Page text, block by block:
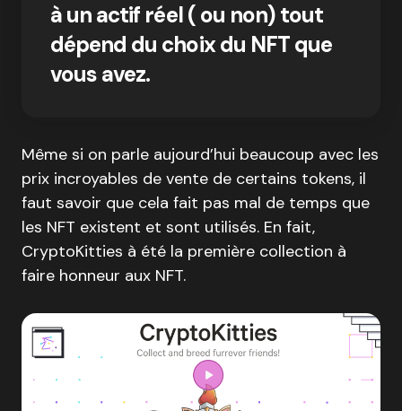
à un actif réel ( ou non) tout
dépend du choix du NFT que
vous avez.
Même si on parle aujourd’hui beaucoup avec les
prix incroyables de vente de certains tokens, il
faut savoir que cela fait pas mal de temps que
les NFT existent et sont utilisés. En fait,
CryptoKitties à été la première collection à
faire honneur aux NFT.